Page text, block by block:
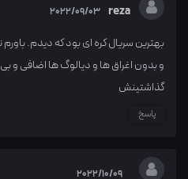
reza
2022/09/03
بهترین سریال کره ای بود که دیدم.
و بدون اغراق ها و دیالوگ ها اضافی و
گذاشتینش
پاسخ
2022/10/09